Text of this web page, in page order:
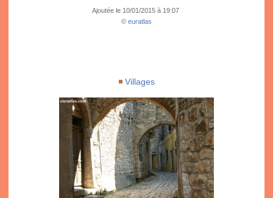
Ajoutée le 10/01/2015 à 19:07
© euratlas
Villages